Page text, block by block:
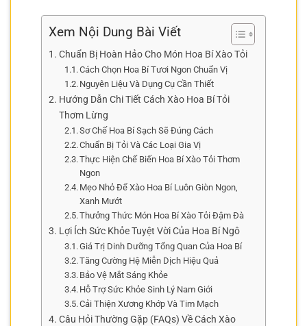
Xem Nội Dung Bài Viết
Chuẩn Bị Hoàn Hảo Cho Món Hoa Bí Xào Tỏi
Cách Chọn Hoa Bí Tươi Ngon Chuẩn Vị
Nguyên Liệu Và Dụng Cụ Cần Thiết
Hướng Dẫn Chi Tiết Cách Xào Hoa Bí Tỏi
Thơm Lừng
Sơ Chế Hoa Bí Sạch Sẽ Đúng Cách
Chuẩn Bị Tỏi Và Các Loại Gia Vị
Thực Hiện Chế Biến Hoa Bí Xào Tỏi Thơm
Ngon
Mẹo Nhỏ Để Xào Hoa Bí Luôn Giòn Ngon,
Xanh Mướt
Thưởng Thức Món Hoa Bí Xào Tỏi Đậm Đà
Lợi Ích Sức Khỏe Tuyệt Vời Của Hoa Bí Ngô
Giá Trị Dinh Dưỡng Tổng Quan Của Hoa Bí
Tăng Cường Hệ Miễn Dịch Hiệu Quả
Bảo Vệ Mắt Sáng Khỏe
Hỗ Trợ Sức Khỏe Sinh Lý Nam Giới
Cải Thiện Xương Khớp Và Tim Mạch
Câu Hỏi Thường Gặp (FAQs) Về Cách Xào